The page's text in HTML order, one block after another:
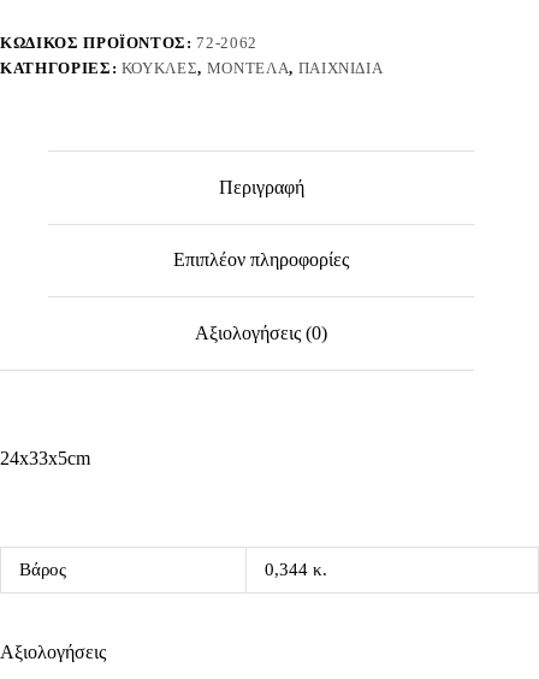
ΚΩΔΙΚΌΣ ΠΡΟΪΌΝΤΟΣ:72-2062
ΚΑΤΗΓΟΡΊΕΣ: ΚΟΎΚΛΕΣ, ΜΟΝΤΈΛΑ, ΠΑΙΧΝΊΔΙΑ
Περιγραφή
Επιπλέον πληροφορίες
Αξιολογήσεις (0)
24x33x5cm
Βάρος 0,344 κ.
Αξιολογήσεις